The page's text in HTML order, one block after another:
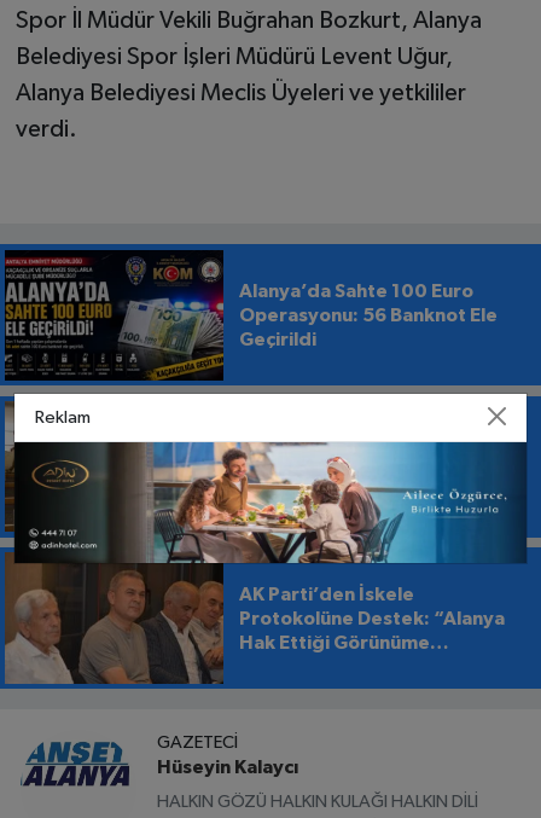
Spor İl Müdür Vekili Buğrahan Bozkurt, Alanya
Belediyesi Spor İşleri Müdürü Levent Uğur,
Alanya Belediyesi Meclis Üyeleri ve yetkililer
verdi.
Alanya’da Sahte 100 Euro
Operasyonu: 56 Banknot Ele
Geçirildi
Anahtar Parti Alanya:
“Akdeniz’i Korumak Alanya’nın
Geleceğini Korumaktır”
AK Parti’den İskele
Protokolüne Destek: “Alanya
Hak Ettiği Görünüme
GAZETECI
Hüseyin Kalaycı
HALKIN GÖZÜ HALKIN KULAĞI HALKIN DİLİ
Reklam